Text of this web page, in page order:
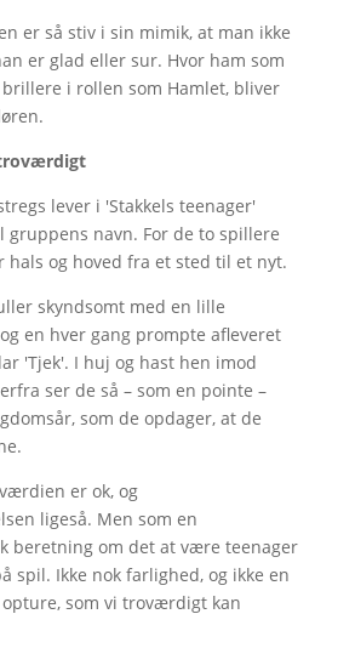
er så stiv i sin mimik, at man ikke
er glad eller sur. Hvor ham som
i rollen som Hamlet, bliver
lever i 'Stakkels teenager'
gruppens navn. For de to spillere
hals og hoved fra et sted til et nyt.
skyndsomt med en lille
en hver gang prompte afleveret
'Tjek'. I huj og hast hen imod
ser de så – som en pointe –
som de opdager, at de
er ok, og
ligeså. Men som en
beretning om det at være teenager
spil. Ikke nok farlighed, og ikke en
som vi troværdigt kan